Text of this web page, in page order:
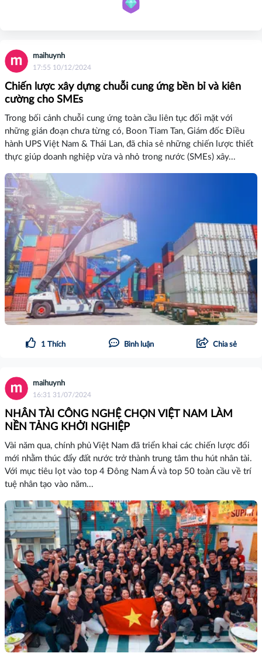
maihuynh
17:55 10/12/2024
Chiến lược xây dựng chuỗi cung ứng bền bỉ và kiên
cường cho SMEs
Trong bối cảnh chuỗi cung ứng toàn cầu liên tục đối mặt với
những gián đoạn chưa từng có, Boon Tiam Tan, Giám đốc Điều
hành UPS Việt Nam & Thái Lan, đã chia sẻ những chiến lược thiết
thực giúp doanh nghiệp vừa và nhỏ trong nước (SMEs) xây...
1 Thích Bình luận Chia sẻ
maihuynh
16:31 31/07/2024
NHÂN TÀI CÔNG NGHỆ CHỌN VIỆT NAM LÀM
NỀN TẢNG KHỞI NGHIỆP
Vài năm qua, chính phủ Việt Nam đã triển khai các chiến lược đổi
mới nhằm thúc đẩy đất nước trở thành trung tâm thu hút nhân tài.
Với mục tiêu lọt vào top 4 Đông Nam Á và top 50 toàn cầu về trí
tuệ nhân tạo vào năm...